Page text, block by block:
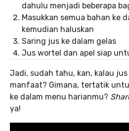
dahulu menjadi beberapa
Masukkan semua bahan ke
kemudian haluskan
Saring jus ke dalam gelas
Jus wortel dan apel siap
Jadi, sudah tahu, kan, kalau
manfaat? Gimana, tertatik
ke dalam menu harianmu?
ya!